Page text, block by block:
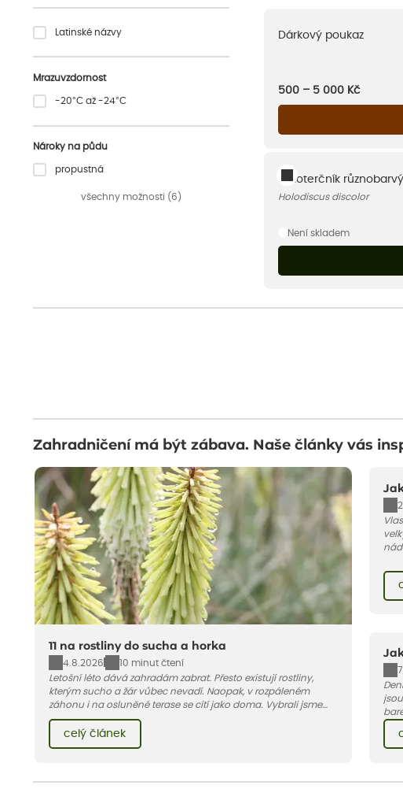
Latinské názvy
Mrazuvzdornost
-20°C až -24°C
Nároky na půdu
propustná
všechny možnosti (6)
Dárkový poukaz
500 – 5 000 Kč
Celoterčník různobarvý
Holodiscus discolor
Není skladem
Zahradničení má být zábava. Naše články vás
11 na rostliny do sucha a horka
4.8.2026
10 minut čtení
Letošní léto dává zahradám zabrat. Přesto existují rostliny,
kterým sucho a žár vůbec nevadí. Naopak, v rozpáleném
záhonu i na osluněné terase se cítí jako doma. Vybrali jsme
pro vás 11 tipů na odolné druhy, které zvládnou horké a suché
léto bez pravidelné zálivky. Pojďme se podívat, které to jsou.
celý článek
pár